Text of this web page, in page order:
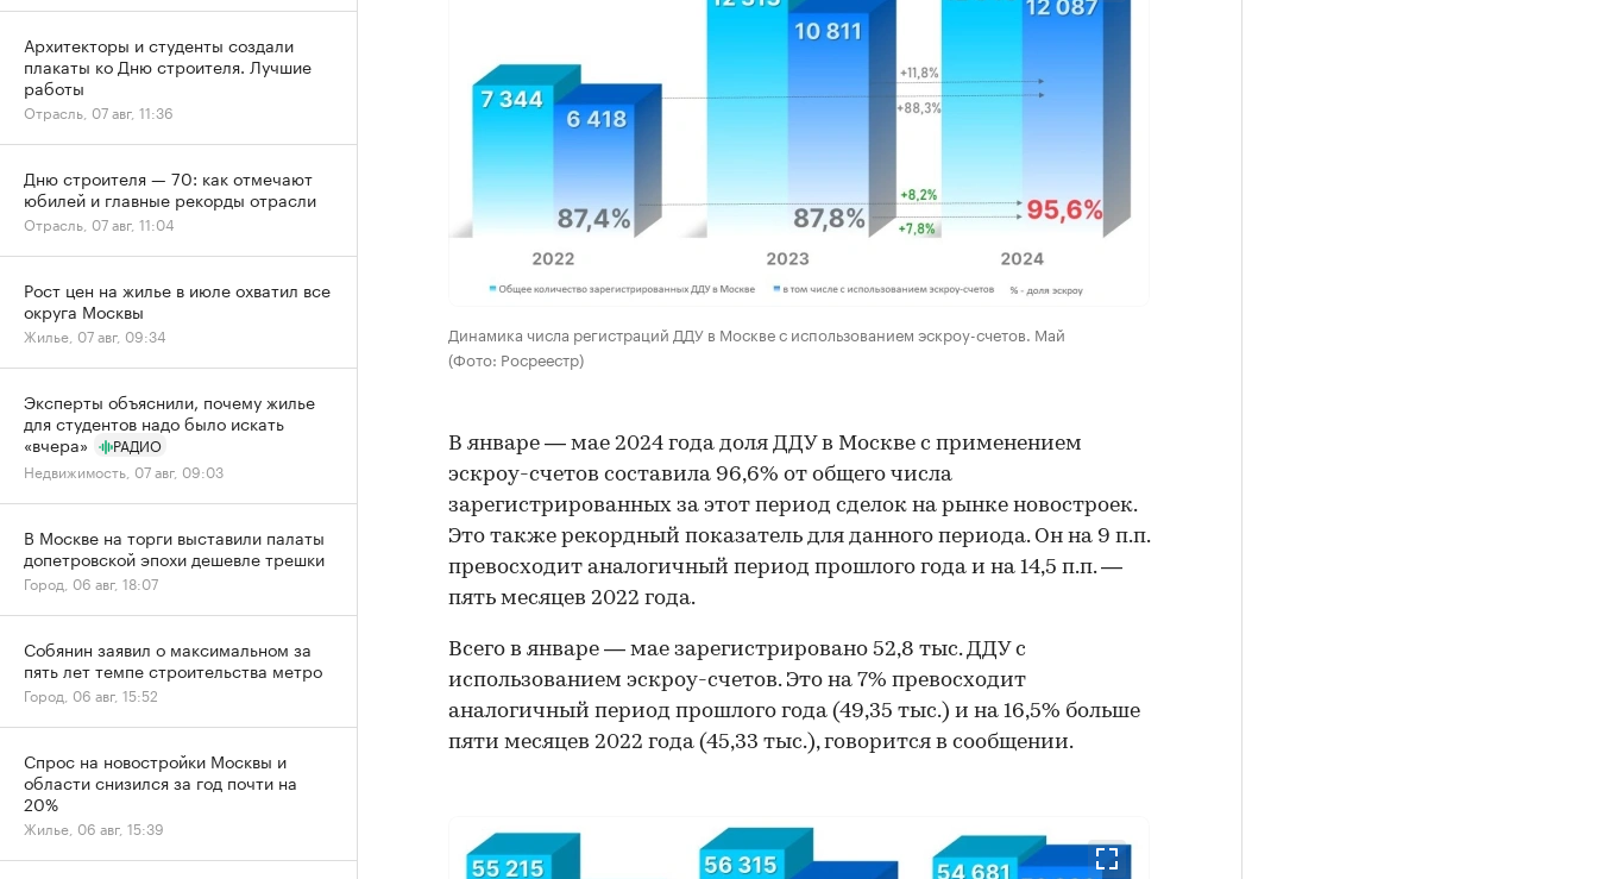
Динамика числа регистраций ДДУ в Москве с использованием эскроу-счетов. Май
(Фото: Росреестр)
В январе — мае 2024 года доля ДДУ в Москве с применением
эскроу-счетов составила 96,6% от общего числа
зарегистрированных за этот период сделок на рынке новостроек.
Это также рекордный показатель для данного периода. Он на 9 п.п.
превосходит аналогичный период прошлого года и на 14,5 п.п. —
пять месяцев 2022 года.
Всего в январе — мае зарегистрировано 52,8 тыс. ДДУ с
использованием эскроу-счетов. Это на 7% превосходит
аналогичный период прошлого года (49,35 тыс.) и на 16,5% больше
пяти месяцев 2022 года (45,33 тыс.), говорится в сообщении.
Архитекторы и студенты создали
плакаты ко Дню строителя. Лучшие
работы
Отрасль, 07 авг, 11:36
Дню строителя — 70: как отмечают
юбилей и главные рекорды отрасли
Отрасль, 07 авг, 11:04
Рост цен на жилье в июле охватил все
округа Москвы
Жилье, 07 авг, 09:34
Эксперты объяснили, почему жилье
для студентов надо было искать
«вчера»
РАДИО
Недвижимость, 07 авг, 09:03
В Москве на торги выставили палаты
допетровской эпохи дешевле трешки
Город, 06 авг, 18:07
Собянин заявил о максимальном за
пять лет темпе строительства метро
Город, 06 авг, 15:52
Спрос на новостройки Москвы и
области снизился за год почти на
20%
Жилье, 06 авг, 15:39